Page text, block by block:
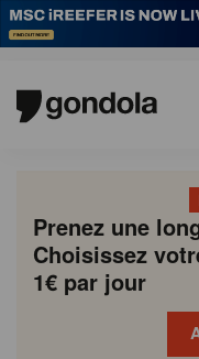
Prenez une
Choisissez
1€ par jour